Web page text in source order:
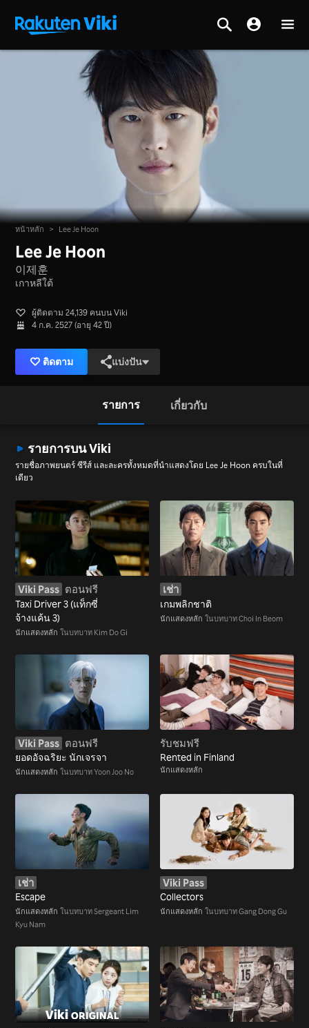
หน้าหลัก > Lee Je Hoon
Lee Je Hoon
이제훈
เกาหลีใต้
ผู้ติดตาม 24,139 คนบน Viki
4 ก.ค. 2527 (อายุ 42 ปี)
ติดตาม แบ่งปัน
รายการ เกี่ยวกับ
รายการบน Viki
รายชื่อภาพยนตร์ ซีรีส์ และละครทั้งหมดที่นำแสดงโดย Lee Je Hoon ครบในที่
เดียว
Viki Pass ตอนฟรี
Taxi Driver 3 (แท็กซี่
จ้างแค้น 3)
นักแสดงหลัก ในบทบาท Kim Do Gi
เช่า
เกมพลิกชาติ
นักแสดงหลัก ในบทบาท Choi In Beom
Viki Pass ตอนฟรี
ยอดอัจฉริยะ นักเจรจา
นักแสดงหลัก ในบทบาท Yoon Joo No
รับชมฟรี
Rented in Finland
นักแสดงหลัก
เช่า
Escape
นักแสดงหลัก ในบทบาท Sergeant Lim
Kyu Nam
Viki Pass
Collectors
นักแสดงหลัก ในบทบาท Gang Dong Gu